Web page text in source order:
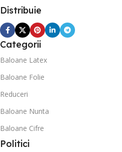
Distribuie
Categorii
Baloane Latex
Baloane Folie
Reduceri
Baloane Nunta
Baloane Cifre
Politici